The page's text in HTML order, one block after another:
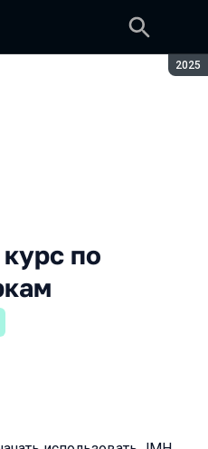
2025
по